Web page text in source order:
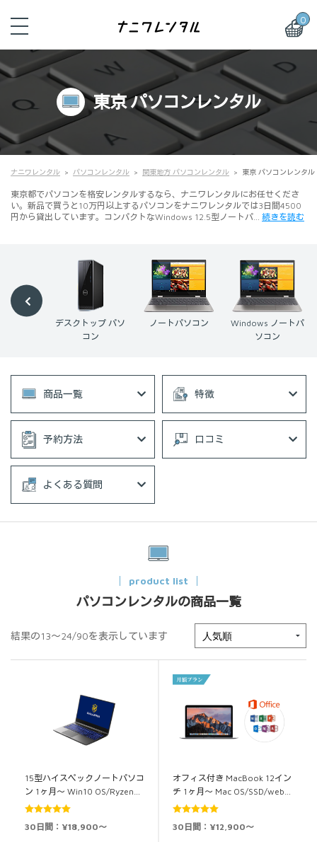
0
東京 パソコンレンタル
ナニワレンタル パソコンレンタル 関東地方 パソコンレンタル 東京 パソコンレンタル
東京都でパソコンを格安レンタルするなら、ナニワレンタルにお任せくださ
い。新品で買うと10万円以上するパソコンをナニワレンタルでは3日間4500
円から貸出しています。コンパクトなWindows 12.5型ノートパ… 続きを読む
デスクトップ パソ
コン
ノートパソコン
Windows ノートパ
ソコン
商品一覧 特徴
予約方法 口コミ
よくある質問
product list
パソコンレンタルの商品一覧
結果の13～24/90を表示しています
15型ハイスペックノートパソコ
ン 1ヶ月～ Win10 OS/Ryzen…
5段階中 5.00
30日間：¥18,900～
オフィス付き MacBook 12イン
チ 1ヶ月～ Mac OS/SSD/web…
5段階中 5.00
30日間：¥12,900～